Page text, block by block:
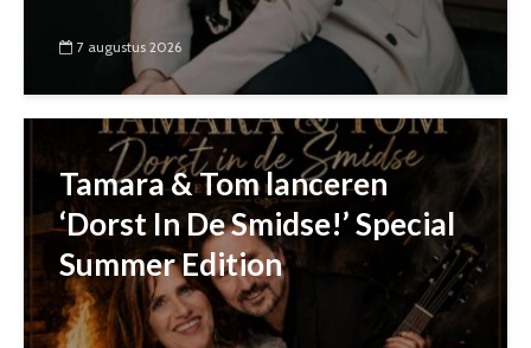
7 augustus 2026
Tamara & Tom lanceren
‘Dorst In De Smidse!’ Special
Summer Edition